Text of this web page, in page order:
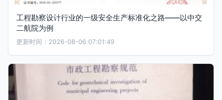
工程勘察设计行业的一级安全生产标准化之路——以中交
二航院为例
更新时间：2026-08-06 07:01:49